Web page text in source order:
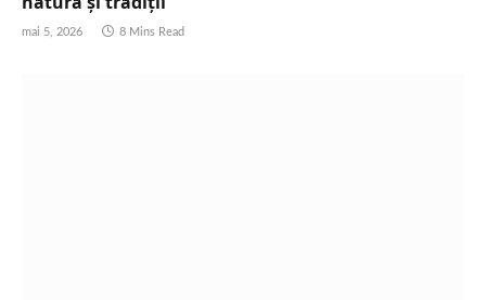
mai 5, 2026 8 Mins Read